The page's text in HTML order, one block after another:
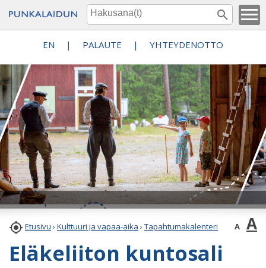
EN | PALAUTE | YHTEYDENOTTO
 Etusivu › Kulttuuri ja vapaa-aika › Tapahtumakalenteri A A
Eläkeliiton kuntosali